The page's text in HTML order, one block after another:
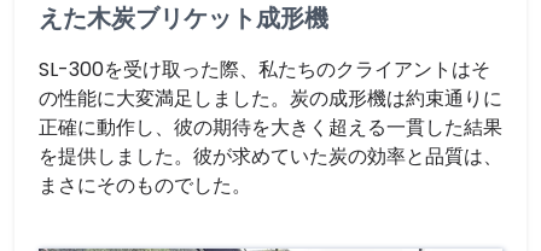
えた木炭ブリケット成形機
SL-300を受け取った際、私たちのクライアントはそ
の性能に大変満足しました。炭の成形機は約束通りに
正確に動作し、彼の期待を大きく超える一貫した結果
を提供しました。彼が求めていた炭の効率と品質は、
まさにそのものでした。